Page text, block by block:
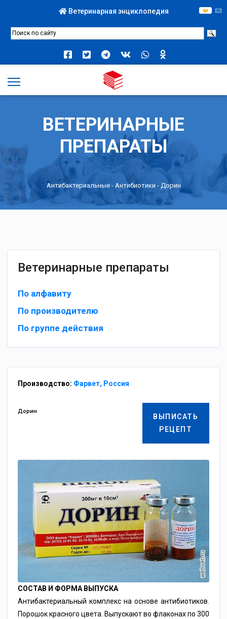
Ветеринарная энциклопедия
ВЕТЕРИНАРНЫЕ
ПРЕПАРАТЫ
Антибактериальные- Антибиотики - Дорин
Ветеринарные препараты
По алфавиту
По производителю
По группе действия
Производство: Фарвет, Россия
ВЫПИСАТЬ
РЕЦЕПТ
Дорин
СОСТАВ И ФОРМА ВЫПУСКА
Антибактериальный комплекс на основе антибиотиков.
Порошок красного цвета. Выпускают во флаконах по 300